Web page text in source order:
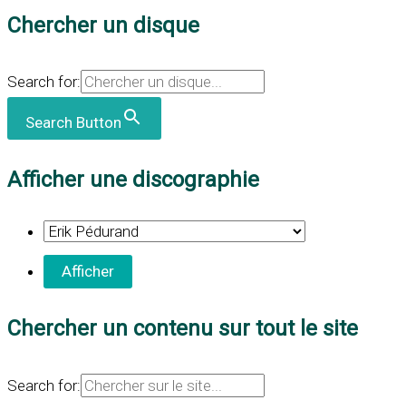
Chercher un disque
Search for:
Search Button
Afficher une discographie
Chercher un contenu sur tout le site
Search for: